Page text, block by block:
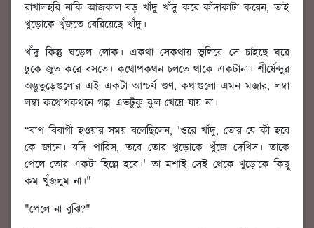
রাখালহরি নাকি আজকাল বড় খাঁদু খাঁদু করে কাঁদাকাটা করেন, তাই
খুড়োকে খুঁজতে বেরিয়েছে খাঁদু।
খাঁদু কিন্তু ঘড়েল লোক। একথা সেকথায় ভুলিয়ে সে চাইছে ঘরে
ঢুকে জুত করে বসতে। কথোপকথন চলতে থাকে একটানা। শীর্ষেন্দুর
অদ্ভুতুড়েগুলোর এই একটা আশ্চর্য গুণ, কথাগুলো এমন মজার, লম্বা
লম্বা কথোপকথনে গল্প এতটুকু ঝুল খেয়ে যায় না।
“বাপ বিবাগী হওয়ার সময় বলেছিলেন, 'ওরে খাঁদু, তোর যে কী হবে
কে জানে। যদি পারিস, তবে তোর খুড়োকে খুঁজে দেখিস। তাকে
পেলে তোর একটা হিল্লে হবে।' তা মশাই সেই থেকে খুড়োকে কিছু
কম খুঁজলুম না।"
"পেলে না বুঝি?"